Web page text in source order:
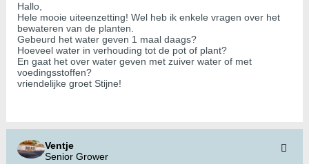
Hallo,
Hele mooie uiteenzetting! Wel heb ik enkele vragen over het
bewateren van de planten.
Gebeurd het water geven 1 maal daags?
Hoeveel water in verhouding tot de pot of plant?
En gaat het over water geven met zuiver water of met
voedingsstoffen?
vriendelijke groet Stijne!
Ventje
Senior Grower